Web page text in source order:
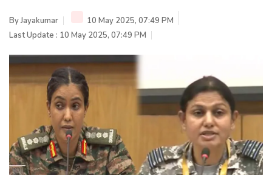
ByJayakumar
10 May 2025, 07:49 PM
Last Update : 10 May 2025, 07:49 PM